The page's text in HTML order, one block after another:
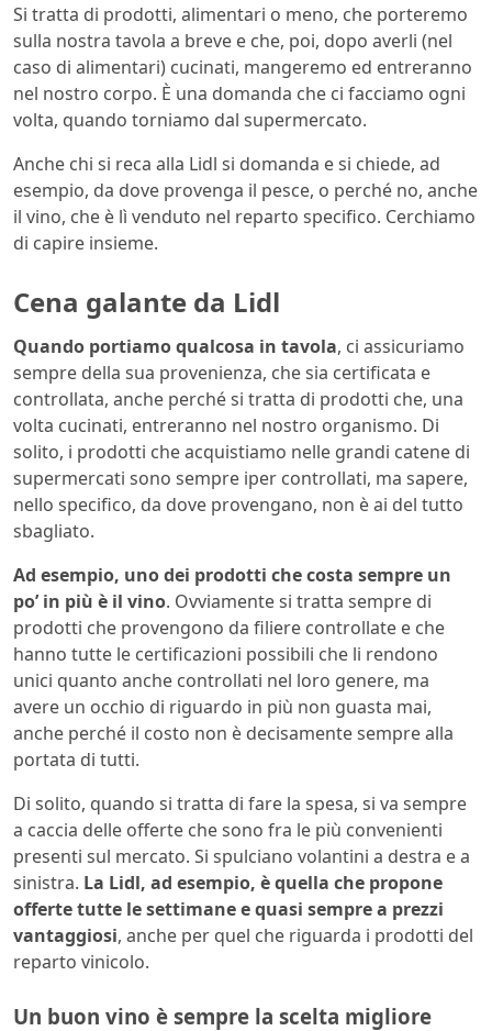
Si tratta di prodotti, alimentari o meno, che porteremo
sulla nostra tavola a breve e che, poi, dopo averli (nel
caso di alimentari) cucinati, mangeremo ed entreranno
nel nostro corpo. È una domanda che ci facciamo ogni
volta, quando torniamo dal supermercato.
Anche chi si reca alla Lidl si domanda e si chiede, ad
esempio, da dove provenga il pesce, o perché no, anche
il vino, che è lì venduto nel reparto specifico. Cerchiamo
di capire insieme.
Cena galante da Lidl
Quando portiamo qualcosa in tavola, ci assicuriamo
sempre della sua provenienza, che sia certificata e
controllata, anche perché si tratta di prodotti che, una
volta cucinati, entreranno nel nostro organismo. Di
solito, i prodotti che acquistiamo nelle grandi catene di
supermercati sono sempre iper controllati, ma sapere,
nello specifico, da dove provengano, non è ai del tutto
sbagliato.
Ad esempio, uno dei prodotti che costa sempre un
po’ in più è il vino. Ovviamente si tratta sempre di
prodotti che provengono da filiere controllate e che
hanno tutte le certificazioni possibili che li rendono
unici quanto anche controllati nel loro genere, ma
avere un occhio di riguardo in più non guasta mai,
anche perché il costo non è decisamente sempre alla
portata di tutti.
Di solito, quando si tratta di fare la spesa, si va sempre
a caccia delle offerte che sono fra le più convenienti
presenti sul mercato. Si spulciano volantini a destra e a
sinistra. La Lidl, ad esempio, è quella che propone
offerte tutte le settimane e quasi sempre a prezzi
vantaggiosi, anche per quel che riguarda i prodotti del
reparto vinicolo.
Un buon vino è sempre la scelta migliore